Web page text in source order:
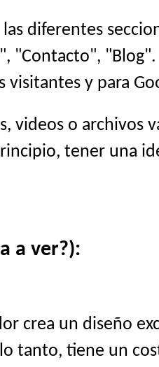
las diferentes
visitantes y para
videos o archivos
tener una
a ver?):
crea un diseño
tanto, tiene un